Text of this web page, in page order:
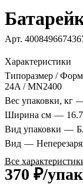
Арт.
Характеристики
Типоразмер /
24A / MN2400
Вес упаковки, кг
Ширина см — 16.7
Вид упаковки —
Вид —
Все
370 ₽/упак